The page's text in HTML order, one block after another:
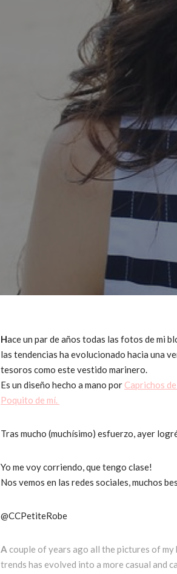
Hace un par de años todas las fotos de mi
las tendencias ha evolucionado hacia una
tesoros como este vestido marinero.
Es un diseño hecho a mano por Caprichos
Poquito de mí.
Tras mucho (muchísimo) esfuerzo, ayer
Yo me voy corriendo, que tengo clase!
Nos vemos en las redes sociales, muchos
@CCPetiteRobe
A couple of years ago all the pictures of
trends has evolved into a more casual and